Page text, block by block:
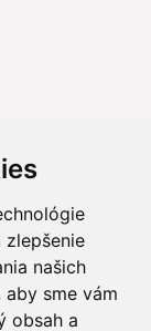
zlepšenie
našich
sme vám
obsah a
BATÉRIU